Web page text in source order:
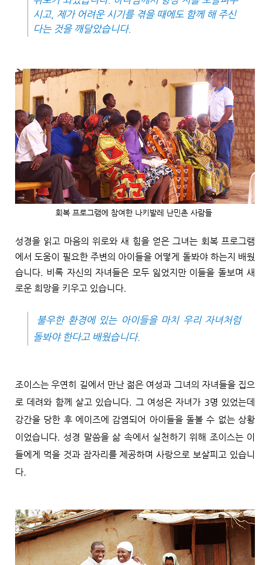
시고 제가 어려운 시기를 겪을 때에도 함께 해 주신
다는 것을 깨달았습니다.
회 복 프로그램에 참여한 나키발레 난민촌 사람들
성경을 읽고 마음의 위로와 새 힘을 얻은 그녀는 회복 프로그램
에서 도움이 필요한 주변의 아이들을 어떻게 돌봐야 하는지 배웠
습니다. 비록 자신의 자녀들은 모두 잃었지만 이들을 돌보며 새
로운 희망을 키우고 있습니다.
불우한 환경에 있는 아이들을 마치 우리 자녀처럼
돌봐야 한다고 배웠습니다.
조이스는 우연히 길에서 만난 젊은 여성과 그녀의 자녀들을 집으
로 데려와 함께 살고 있습니다. 그 여성은 자녀가 3명 있었는데
강간을 당한 후 에이즈에 감염되어 아이들을 돌볼 수 없는 상황
이었습니다. 성경 말씀을 삶 속에서 실천하기 위해 조이스는 이
들에게 먹을 것과 잠자리를 제공하며 사랑으로 보살피고 있습니
다.